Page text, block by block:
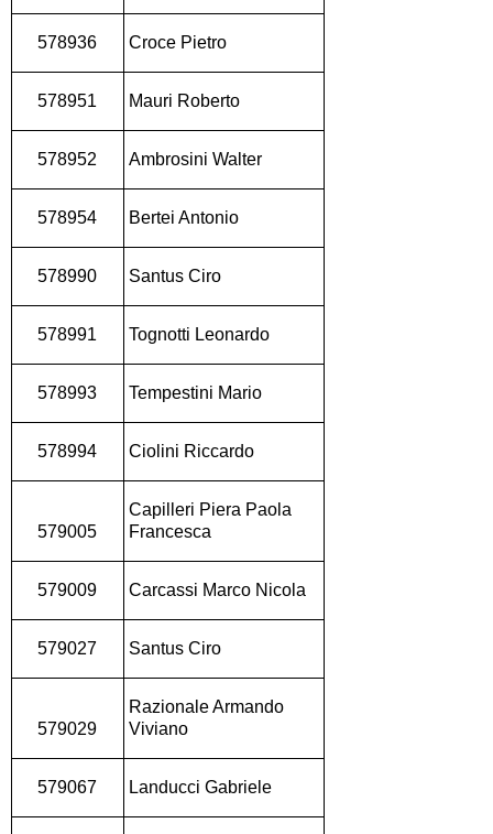
578936 Croce Pietro
578951 Mauri Roberto
578952 Ambrosini Walter
578954 Bertei Antonio
578990 Santus Ciro
578991 Tognotti Leonardo
578993 Tempestini Mario
578994 Ciolini Riccardo
579005
Capilleri Piera Paola
Francesca
579009 Carcassi Marco Nicola
579027 Santus Ciro
579029
Razionale Armando
Viviano
579067 Landucci Gabriele